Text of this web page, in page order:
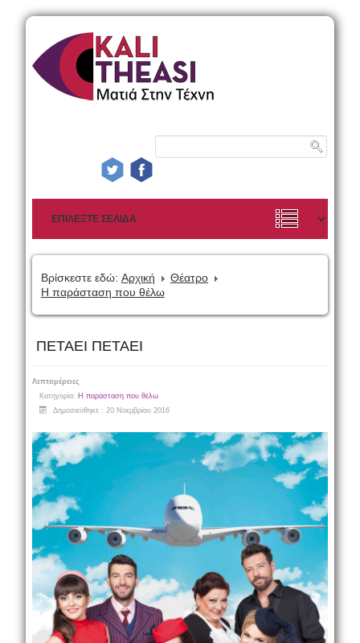
Βρίσκεστε εδώ: Αρχική
Θέατρο
Η παράσταση που θέλω
ΠΕΤΑΕΙ ΠΕΤΑΕΙ
Λεπτομέρειες
Κατηγορία: Η παράσταση που θέλω
Δημοσιεύθηκε : 20 Νοεμβρίου 2016